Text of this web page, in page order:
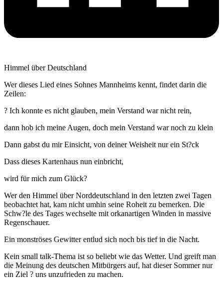
Himmel über Deutschland
Wer dieses Lied eines Sohnes Mannheims kennt, findet darin die
Zeilen:
? Ich konnte es nicht glauben, mein Verstand war nicht rein,
dann hob ich meine Augen, doch mein Verstand war noch zu klein
Dann gabst du mir Einsicht, von deiner Weisheit nur ein St?ck
Dass dieses Kartenhaus nun einbricht,
wird für mich zum Glück?
Wer den Himmel über Norddeutschland in den letzten zwei Tagen
beobachtet hat, kam nicht umhin seine Roheit zu bemerken. Die
Schw?le des Tages wechselte mit orkanartigen Winden in massive
Regenschauer.
Ein monströses Gewitter entlud sich noch bis tief in die Nacht.
Kein small talk-Thema ist so beliebt wie das Wetter. Und greift man
die Meinung des deutschen Mitbürgers auf, hat dieser Sommer nur
ein Ziel ? uns unzufrieden zu machen.